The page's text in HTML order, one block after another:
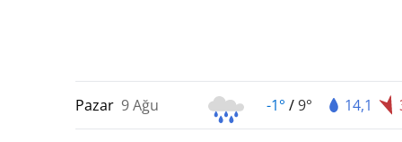
Pazar 9 Ağu -1° /9° 14,1